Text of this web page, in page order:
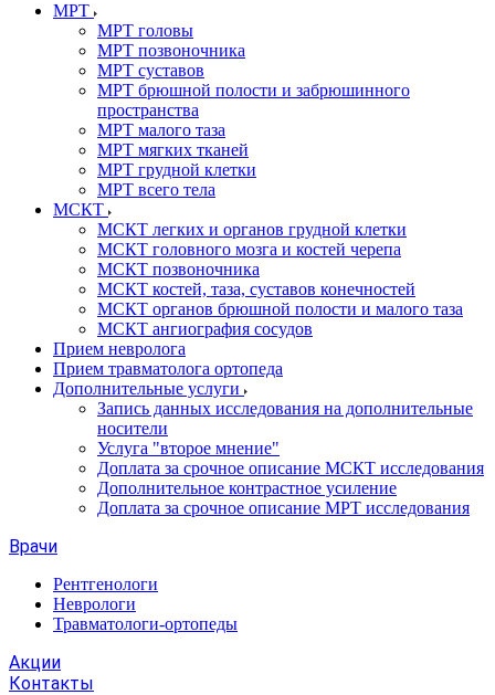
МРТ
МРТ головы
МРТ позвоночника
МРТ суставов
МРТ брюшной полости и забрюшинного
пространства
МРТ малого таза
МРТ мягких тканей
МРТ грудной клетки
МРТ всего тела
МСКТ
МСКТ легких и органов грудной клетки
МСКТ головного мозга и костей черепа
МСКТ позвоночника
МСКТ костей, таза, суставов конечностей
МСКТ органов брюшной полости и малого таза
МСКТ ангиография сосудов
Прием невролога
Прием травматолога ортопеда
Дополнительные услуги
Запись данных исследования на дополнительные
носители
Услуга "второе мнение"
Доплата за срочное описание МСКТ исследования
Дополнительное контрастное усиление
Доплата за срочное описание МРТ исследования
Врачи
Рентгенологи
Неврологи
Травматологи-ортопеды
Акции
Контакты